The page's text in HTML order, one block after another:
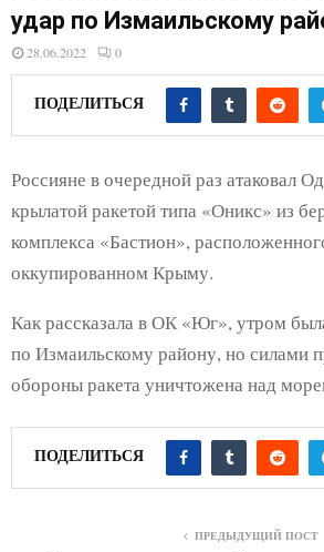
E
N
U
удар по Измаильскому
28.06.2022 0
ПОДЕЛИТЬСЯ
Россияне в очередной раз атаковал
крылатой ракетой типа «Оникс» из
комплекса «Бастион»,
оккупированном Крыму.
Как рассказала в ОК «Юг», утром
по Измаильскому району, но силами
обороны ракета уничтожена над
ПОДЕЛИТЬСЯ
ПРЕДЫДУЩИЙ ПОСТ